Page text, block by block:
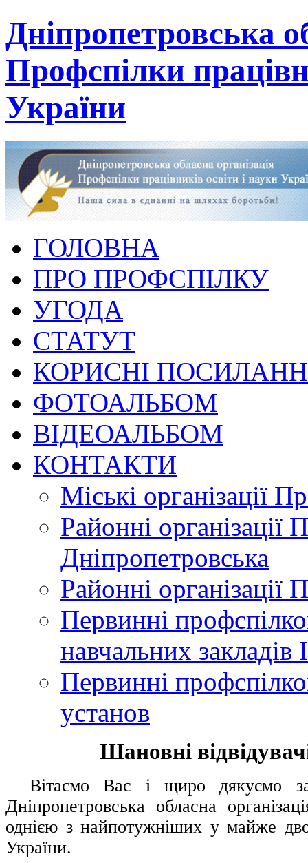
Дніпропетровська
Профспілки
України
ГОЛОВНА
ПРО ПРОФСПІЛКУ
УГОДА
СТАТУТ
КОРИСНІ
ФОТОАЛЬБОМ
ВІДЕОАЛЬБОМ
КОНТАКТИ
Міські організації
Районні організації
Дніпропетровська
Районні організації
Первинні
навчальних закладів
Первинні
установ
Шановні
Вітаємо Вас і щиро дякуємо за
Дніпропетровська обласна
однією з найпотужніших у майже
України.